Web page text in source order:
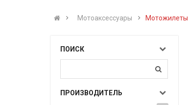
Мотоаксессуары Мотожилеты
ПОИСК
ПРОИЗВОДИТЕЛЬ